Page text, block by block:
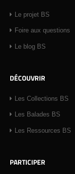
Le projet BS
Foire aux questions
Le blog BS
DÉCOUVRIR
Les Collections BS
Les Balades BS
Les Ressources BS
PARTICIPER